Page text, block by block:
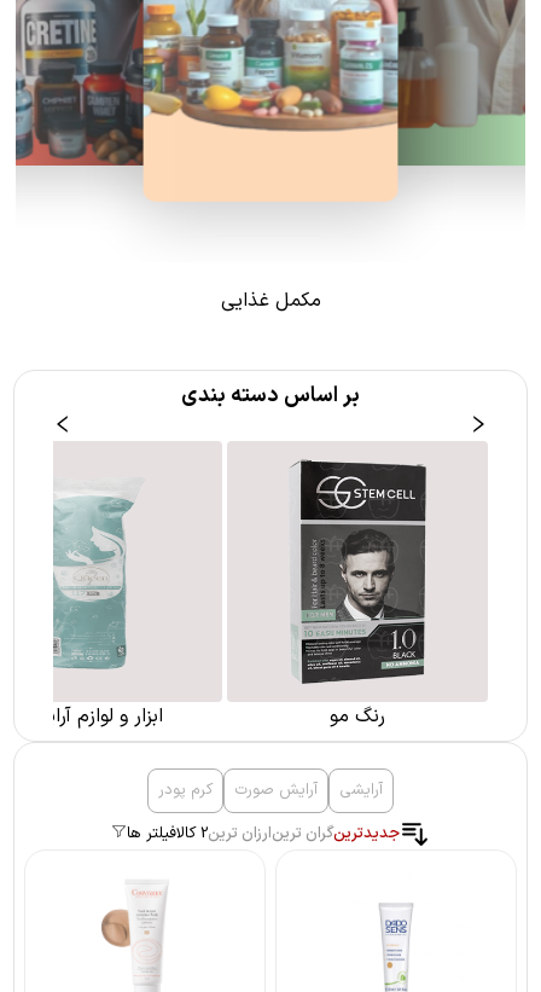
مکمل غذایی
بر اساس دسته بندی
رنگ مو ابزار و لوازم آرایشی
آرایشی آرایش صورت
کرم پودر
جدیدترینگران ترینارزان ترین2 کالا فیلتر ها